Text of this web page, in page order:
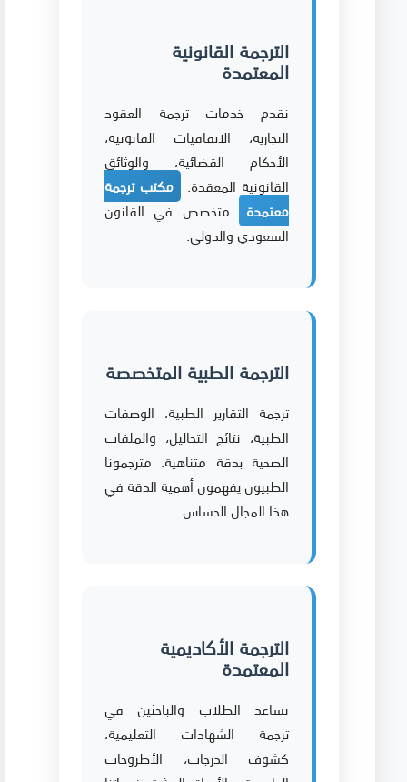
الترجمة القانونية
المعتمدة
نقدم خدمات ترجمة العقود
التجارية، الاتفاقيات القانونية،
الأحكام القضائية، والوثائق
القانونية المعقدة. مكتب ترجمة
معتمدة
متخصص في القانون
السعودي والدولي.
الترجمة الطبية المتخصصة
ترجمة التقارير الطبية، الوصفات
الطبية، نتائج التحاليل، والملفات
الصحية بدقة متناهية. مترجمونا
الطبيون يفهمون أهمية الدقة في
هذا المجال الحساس.
الترجمة الأكاديمية
المعتمدة
نساعد الطلاب والباحثين في
ترجمة الشهادات التعليمية،
كشوف الدرجات، الأطروحات